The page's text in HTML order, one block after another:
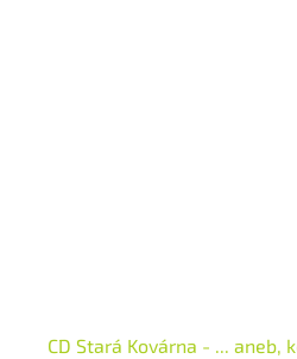
CD Stará Kovárna - ... aneb,